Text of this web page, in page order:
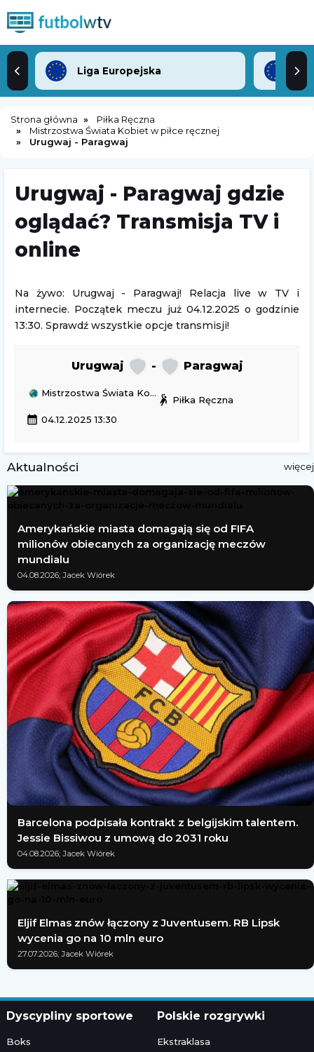
Liga Europejska
Strona główna
Piłka Ręczna
Mistrzostwa Świata Kobiet w piłce ręcznej
Urugwaj - Paragwaj
Urugwaj - Paragwaj gdzie
oglądać? Transmisja TV i
online
Na żywo: Urugwaj - Paragwaj! Relacja live w TV i
internecie. Początek meczu już 04.12.2025 o godzinie
13:30. Sprawdź wszystkie opcje transmisji!
Urugwaj - Paragwaj
Mistrzostwa Świata Kobiet w piłce ręcznej
sports_handball Piłka Ręczna
calendar_month 04.12.2025 13:30
Aktualności więcej
Amerykańskie miasta domagają się od FIFA
milionów obiecanych za organizację meczów
mundialu
04.08.2026; Jacek Wiórek
Barcelona podpisała kontrakt z belgijskim talentem.
Jessie Bissiwou z umową do 2031 roku
04.08.2026; Jacek Wiórek
Eljif Elmas znów łączony z Juventusem. RB Lipsk
wycenia go na 10 mln euro
27.07.2026; Jacek Wiórek
Dyscypliny sportowe
Boks
Polskie rozgrywki
Ekstraklasa